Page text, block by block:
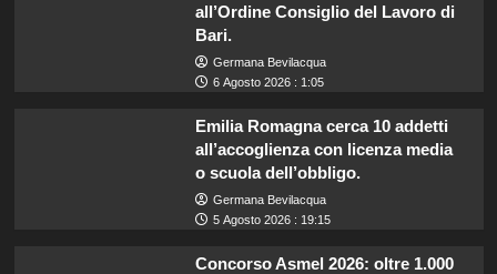
all’Ordine Consiglio del Lavoro di
Bari.
Germana Bevilacqua
6 Agosto 2026 : 1:05
Emilia Romagna cerca 10 addetti
all’accoglienza con licenza media
o scuola dell’obbligo.
Germana Bevilacqua
5 Agosto 2026 : 19:15
Concorso Asmel 2026: oltre 1.000